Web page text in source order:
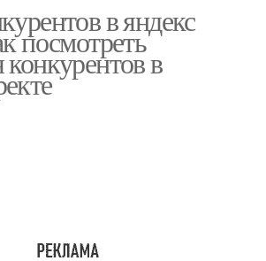
в яндекс
посмотреть
в